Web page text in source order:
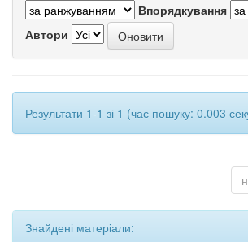
Впорядкування
Автори
Результати 1-1 зі 1 (час пошуку: 0.003
Знайдені матеріали: